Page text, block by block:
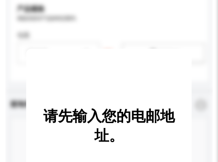
产品规格
查询内容
请先输入您的电邮地
址。